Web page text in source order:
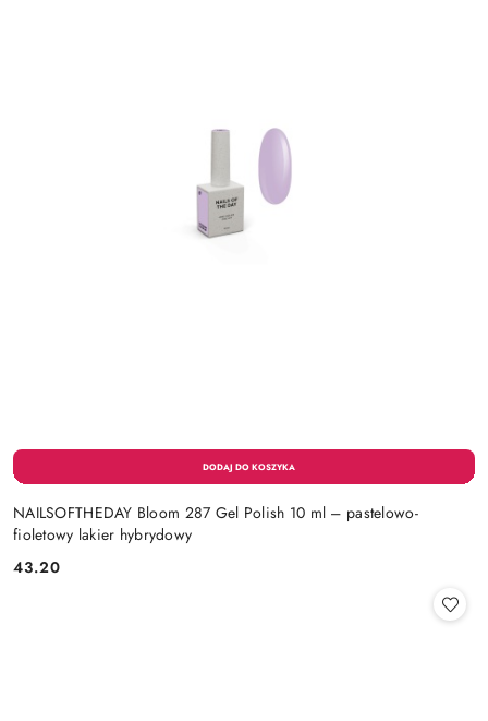
NAILSOFTHEDAY Bloom 287 Gel Polish 10 ml – pastelowo-
fioletowy lakier hybrydowy
Cena:
43.20